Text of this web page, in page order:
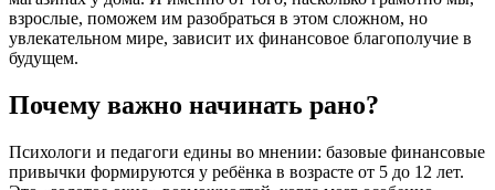
взрослые, поможем им разобраться в этом сложном, но
увлекательном мире, зависит их финансовое благополучие в
будущем.
Почему важно начинать рано?
Психологи и педагоги едины во мнении: базовые финансовые
привычки формируются у ребёнка в возрасте от 5 до 12 лет.